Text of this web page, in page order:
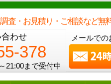
査・お見積り・ご相談など無
わせ
378
21:00まで受付中
メールで
相談 [8:00～21:00まで受付中]
555-378